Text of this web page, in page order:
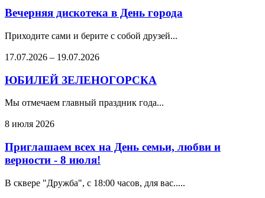
Вечерняя дискотека в День города
Приходите сами и берите с собой друзей...
17.07.2026 – 19.07.2026
ЮБИЛЕЙ ЗЕЛЕНОГОРСКА
Мы отмечаем главный праздник года...
8 июля 2026
Приглашаем всех на День семьи, любви и
верности - 8 июля!
В сквере "Дружба", с 18:00 часов, для вас.....